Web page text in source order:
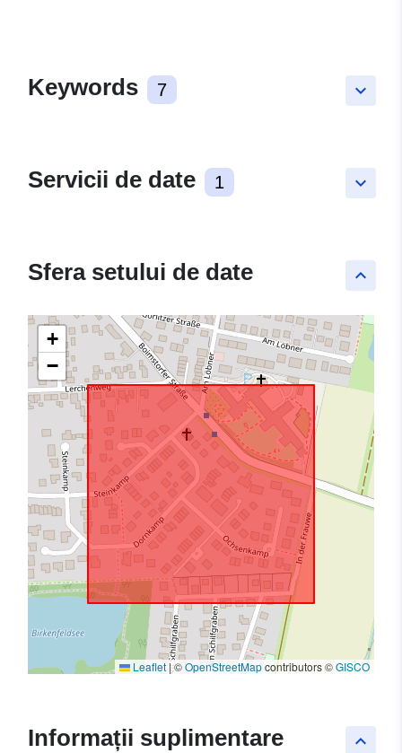
keyboard_arrow_down
Keywords 7
keyboard_arrow_down
Servicii de date 1
keyboard_arrow_up
Sfera setului de date
+
−
Leaflet |©OpenStreetMapcontributors ©GISCO
keyboard_arrow_up
Informații suplimentare